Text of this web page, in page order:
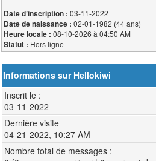
Date d’inscription : 03-11-2022
Date de naissance : 02-01-1982 (44 ans)
Heure locale : 08-10-2026 à 04:50 AM
Statut : Hors ligne
Informations sur Hellokiwi
Inscrit le :
03-11-2022
Dernière visite
04-21-2022, 10:27 AM
Nombre total de messages :